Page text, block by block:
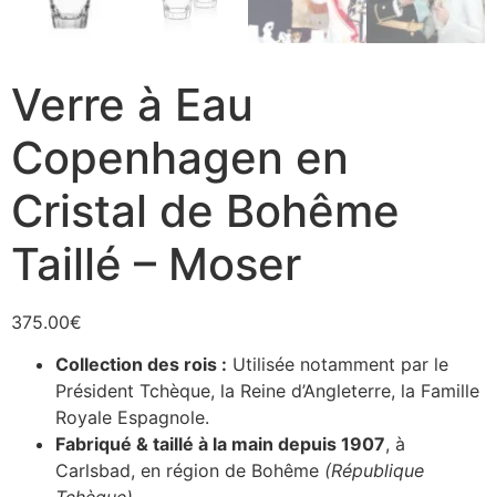
Verre à Eau
Copenhagen en
Cristal de Bohême
Taillé – Moser
375.00€
Collection des rois : Utilisée notamment par le
Président Tchèque, la Reine d’Angleterre, la Famille
Royale Espagnole.
Fabriqué & taillé à la main depuis 1907, à
Carlsbad, en région de Bohême (République